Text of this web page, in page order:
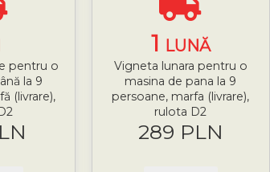
pentru o
la 9
(livrare),
1 LUNĂ
Vigneta lunara pentru o
masina de pana la 9
persoane, marfa (livrare),
rulota D2
289 PLN